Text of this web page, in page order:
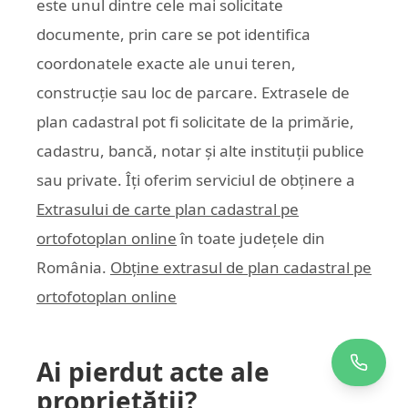
este unul dintre cele mai solicitate
documente, prin care se pot identifica
coordonatele exacte ale unui teren,
construcție sau loc de parcare. Extrasele de
plan cadastral pot fi solicitate de la primărie,
cadastru, bancă, notar și alte instituții publice
sau private. Îți oferim serviciul de obținere a
Extrasului de carte plan cadastral pe
ortofotoplan online în toate județele din
România. Obține extrasul de plan cadastral pe
ortofotoplan online
Ai pierdut acte ale
proprietății?